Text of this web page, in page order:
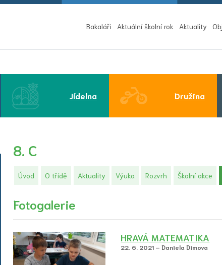
Bakaláři Aktuální školní rok Aktuality
Jídelna Družina
8. C
Úvod O třídě Aktuality Výuka Rozvrh Školní akce
Fotogalerie
HRAVÁ MATEMATIKA
22. 6. 2021 – Daniela Dimova